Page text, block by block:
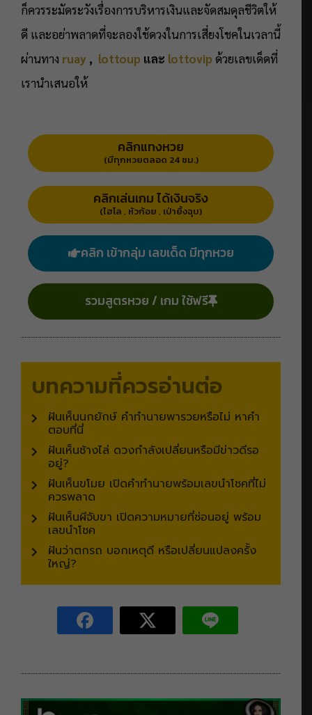
ก็ควรระมัดระวังเรื่องการบริหารเงินและจัดสมดุลชีวิตให้
ดี และอย่าพลาดที่จะลองใช้ดวงในการเสี่ยงโชคในเวลานี้
ผ่านทาง ruay , lottoup และ lottovip ด้วยเลขเด็ดที่
เรานำเสนอให้
คลิกแทงหวย
(มีทุกหวยตลอด 24 ชม.)
คลิกเล่นเกม ได้เงินจริง
(ไฮโล , หัวก้อย , เป่ายิ้งฉุบ)
คลิก เข้ากลุ่ม เลขเด็ด มีทุกหวย
รวมสูตรหวย / เกม ใช้ฟรี
บทความที่ควรอ่านต่อ
ฝันเห็นนกยักษ์ คำทำนายพารวยหรือไม่ หาคำ
ตอบที่นี่
ฝันเห็นช้างไล่ ดวงกำลังเปลี่ยนหรือมีข่าวดีรอ
อยู่?
ฝันเห็นขโมย เปิดคำทำนายพร้อมเลขนำโชคที่ไม่
ควรพลาด
ฝันเห็นผีจับขา เปิดความหมายที่ซ่อนอยู่ พร้อม
เลขนำโชค
ฝันว่าตกรถ บอกเหตุดี หรือเปลี่ยนแปลงครั้ง
ใหญ่?